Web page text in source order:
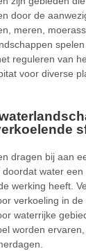
door de
meren,
reguleren van
voor diverse
dragen bij aan
water een
werking heeft.
verkoeling in de
waterrijke
worden